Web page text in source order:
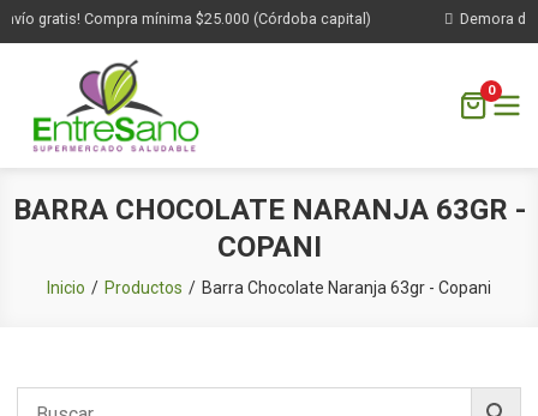
gratis! Compra mínima $25.000 (Córdoba capital) Demora de
0
BARRA CHOCOLATE NARANJA 63GR -
COPANI
Inicio Productos Barra Chocolate Naranja 63gr - Copani